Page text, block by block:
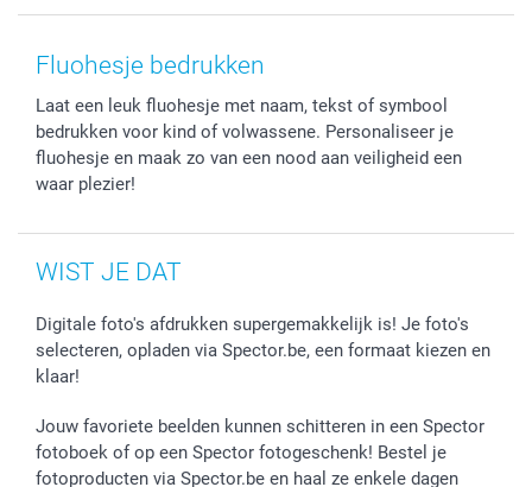
Fotokaders, Decoratie en Snoepjes
Smartphone cases
Stickers en Etiketten
Mijn orderstatus
Fluohesje bedrukken
Laat een leuk fluohesje met naam, tekst of symbool
bedrukken voor kind of volwassene. Personaliseer je
fluohesje en maak zo van een nood aan veiligheid een
waar plezier!
WIST JE DAT
Digitale foto's afdrukken supergemakkelijk is! Je foto's
selecteren, opladen via Spector.be, een formaat kiezen en
klaar!
Jouw favoriete beelden kunnen schitteren in een Spector
fotoboek of op een Spector fotogeschenk! Bestel je
fotoproducten via Spector.be en haal ze enkele dagen